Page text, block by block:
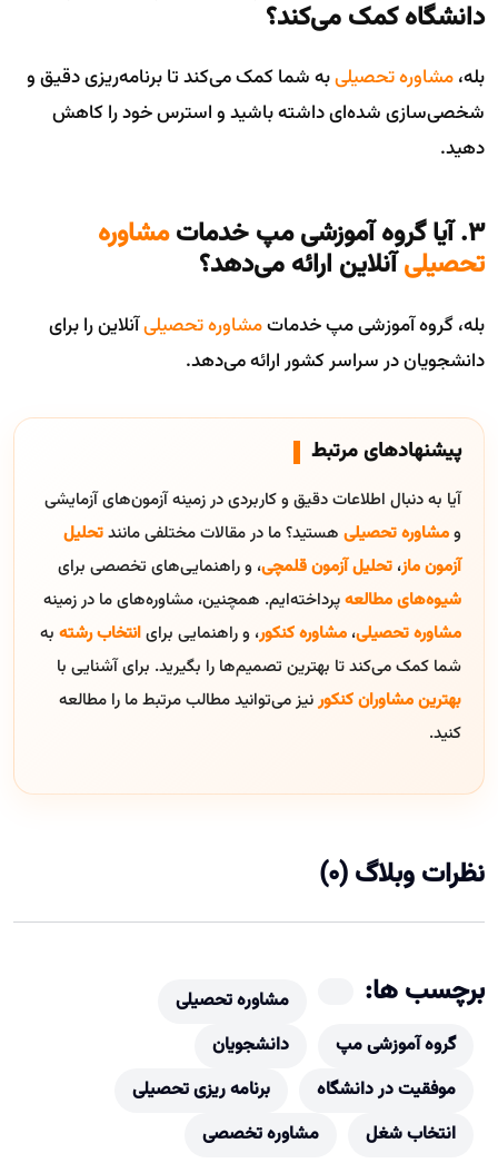
دانشگاه کمک می‌کند؟
بله،مشاوره تحصیلیبه شما کمک می‌کند تا برنامه‌ریزی دقیق و
شخصی‌سازی شده‌ای داشته باشید و استرس خود را کاهش
دهید.
۳. آیا گروه آموزشی مپ خدمات مشاوره
تحصیلیآنلاین ارائه می‌دهد؟
بله، گروه آموزشی مپ خدماتمشاوره تحصیلیآنلاین را برای
دانشجویان در سراسر کشور ارائه می‌دهد.
پیشنهادهای مرتبط
آیا به دنبال اطلاعات دقیق و کاربردی در زمینه آزمون‌های آزمایشی
ومشاوره تحصیلی هستید؟ ما در مقالات مختلفی مانندتحلیل
آزمون ماز، تحلیل آزمون قلمچی، و راهنمایی‌های تخصصی برای
شیوه‌های مطالعهپرداخته‌ایم. همچنین، مشاوره‌های ما در زمینه
مشاوره تحصیلی، مشاوره کنکور، و راهنمایی برایانتخاب رشته به
شما کمک می‌کند تا بهترین تصمیم‌ها را بگیرید. برای آشنایی با
بهترین مشاوران کنکورنیز می‌توانید مطالب مرتبط ما را مطالعه
کنید.
نظرات وبلاگ (0)
برچسب ها:
مشاوره تحصیلی
گروه آموزشی مپ
دانشجویان
موفقیت در دانشگاه
برنامه ریزی تحصیلی
انتخاب شغل
مشاوره تخصصی